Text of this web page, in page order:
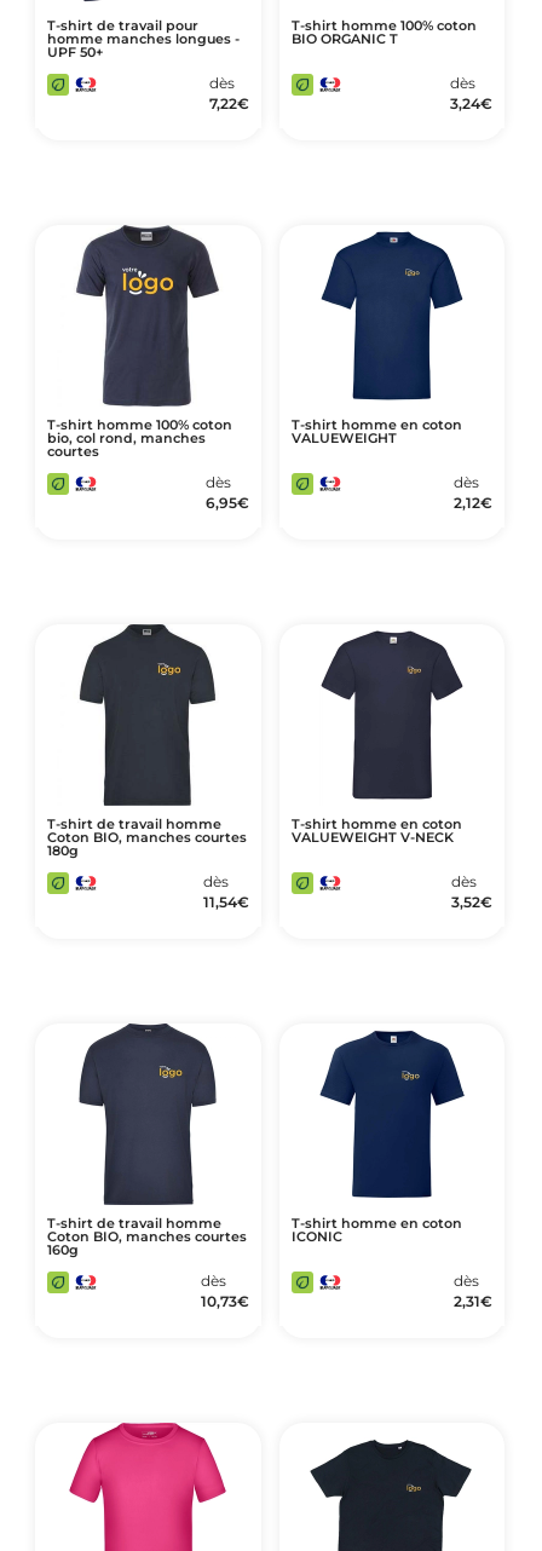
T-shirt de travail pour
homme manches longues -
UPF 50+
dès
7,22€
T-shirt homme 100% coton
BIO ORGANIC T
dès
3,24€
T-shirt homme 100% coton
bio, col rond, manches
courtes
dès
6,95€
T-shirt homme en coton
VALUEWEIGHT
dès
2,12€
T-shirt de travail homme
Coton BIO, manches courtes
180g
dès
11,54€
T-shirt homme en coton
VALUEWEIGHT V-NECK
dès
3,52€
T-shirt de travail homme
Coton BIO, manches courtes
160g
dès
10,73€
T-shirt homme en coton
ICONIC
dès
2,31€